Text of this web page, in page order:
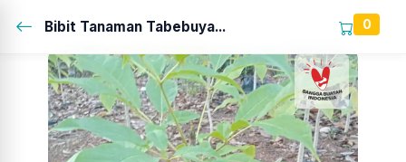
Bibit Tanaman Tabebuya... 0